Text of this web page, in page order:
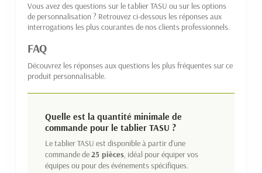
Vous avez des questions sur le tablier TASU ou sur les options
de personnalisation ? Retrouvez ci-dessous les réponses aux
interrogations les plus courantes de nos clients professionnels.
FAQ
Découvrez les réponses aux questions les plus fréquentes sur ce
produit personnalisable.
Quelle est la quantité minimale de
commande pour le tablier TASU ?
Le tablier TASU est disponible à partir d'une
commande de25 pièces, idéal pour équiper vos
équipes ou pour des événements spécifiques.